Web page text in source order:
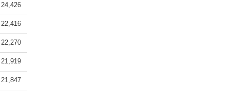
24,426
22,416
22,270
21,919
21,847